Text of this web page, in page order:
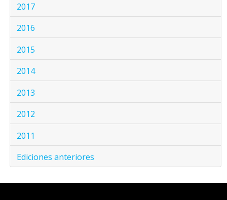
2017
2016
2015
2014
2013
2012
2011
Ediciones anteriores